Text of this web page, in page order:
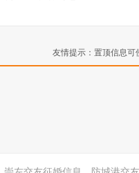
友情提示：置顶信息可